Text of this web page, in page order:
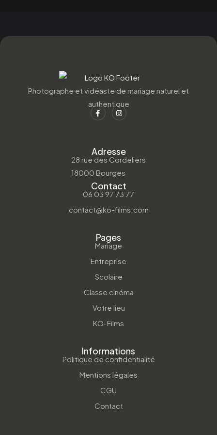
Photographe et vidéaste de mariage naturel et
authentique
Adresse
28 rue des Cordeliers
18000 Bourges
Contact
06 03 97 73 77
contact@ko-films.com
Pages
Mariage
Entreprise
Scolaire
Classe cinéma
Votre lieu
KO-Films
Informations
Politique de confidentialité
Mentions légales
CGU
Contact